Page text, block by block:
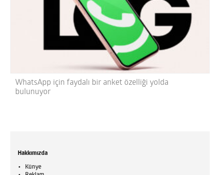
WhatsApp için faydalı bir anket özelliği yolda
bulunuyor
Hakkımızda
Künye